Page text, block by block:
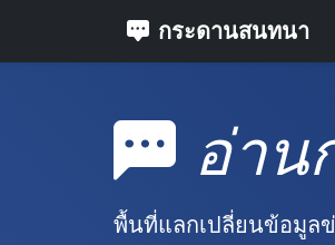
กระดานสนทนา
อ่าน
พื้นที่แลกเปลี่ยนข้อมูล